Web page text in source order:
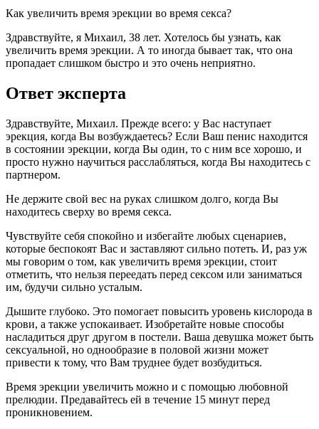
Как увеличить время эрекции во время секса?
Здравствуйте, я Михаил, 38 лет. Хотелось бы узнать, как
увеличить время эрекции. А то иногда бывает так, что она
пропадает слишком быстро и это очень неприятно.
Ответ эксперта
Здравствуйте, Михаил. Прежде всего: у Вас наступает
эрекция, когда Вы возбуждаетесь? Если Ваш пенис находится
в состоянии эрекции, когда Вы один, то с ним все хорошо, и
просто нужно научиться расслабляться, когда Вы находитесь с
партнером.
Не держите свой вес на руках слишком долго, когда Вы
находитесь сверху во время секса.
Чувствуйте себя спокойно и избегайте любых сценариев,
которые беспокоят Вас и заставляют сильно потеть. И, раз уж
мы говорим о том, как увеличить время эрекции, стоит
отметить, что нельзя переедать перед сексом или заниматься
им, будучи сильно усталым.
Дышите глубоко. Это помогает повысить уровень кислорода в
крови, а также успокаивает. Изобретайте новые способы
насладиться друг другом в постели. Ваша девушка может быть
сексуальной, но однообразие в половой жизни может
привести к тому, что Вам труднее будет возбудиться.
Время эрекции увеличить можно и с помощью любовной
прелюдии. Предавайтесь ей в течение 15 минут перед
проникновением.